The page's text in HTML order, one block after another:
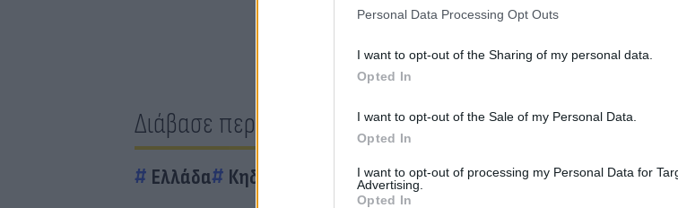
Personal Data Processing Opt Outs
I want to opt-out of the Sharing of my personal data.
Opted In
I want to opt-out of the Sale of my Personal Data.
Opted In
I want to opt-out of processing my Personal Data for
Advertising.
Opted In
Διάβασε περισσότερα
Ελλάδα Κηδεία